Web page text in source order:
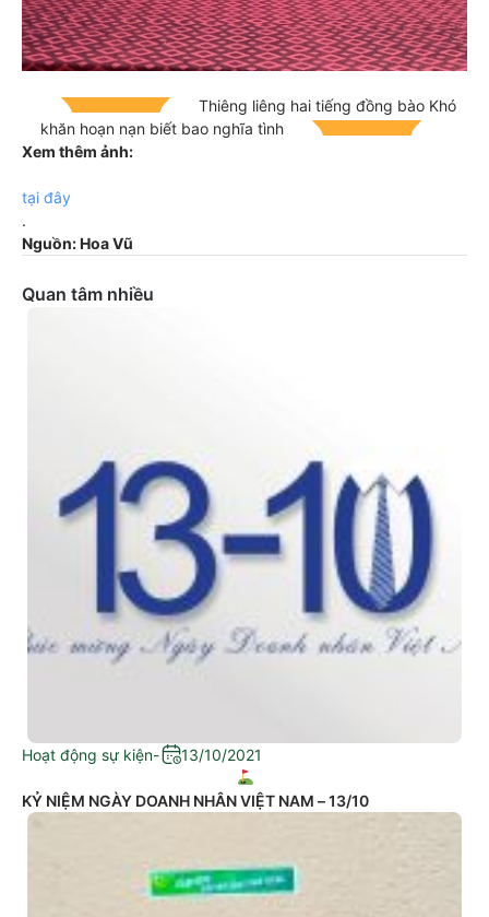
Thiêng liêng hai tiếng đồng bào Khó
khăn hoạn nạn biết bao nghĩa tình
Xem thêm ảnh:
tại đây
.
Nguồn: Hoa Vũ
Quan tâm nhiều
Hoạt động sự kiện- 13/10/2021
KỶ NIỆM NGÀY DOANH NHÂN VIỆT NAM – 13/10